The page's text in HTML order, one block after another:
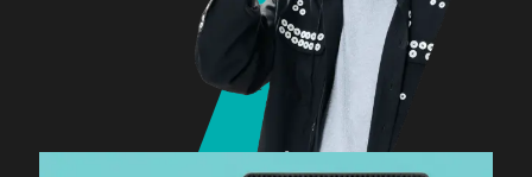
ARフォトフレーム設置駅